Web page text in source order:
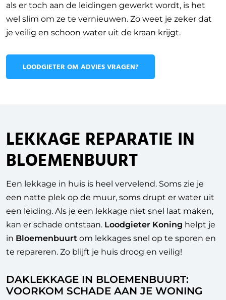
als er toch aan de leidingen gewerkt wordt, is het
wel slim om ze te vernieuwen. Zo weet je zeker dat
je veilig en schoon water uit de kraan krijgt.
LOODGIETER OM ADVIES VRAGEN?
LEKKAGE REPARATIE IN
BLOEMENBUURT
Een lekkage in huis is heel vervelend. Soms zie je
een natte plek op de muur, soms drupt er water uit
een leiding. Als je een lekkage niet snel laat maken,
kan er schade ontstaan. Loodgieter Koning helpt je
in Bloemenbuurt om lekkages snel op te sporen en
te repareren. Zo blijft je huis droog en veilig!
DAKLEKKAGE IN BLOEMENBUURT:
VOORKOM SCHADE AAN JE WONING